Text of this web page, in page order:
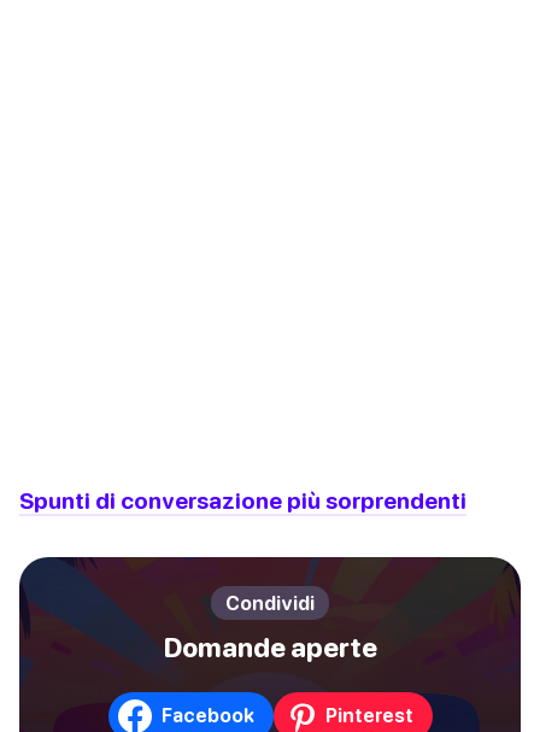
Spunti di conversazione più sorprendenti
Condividi
Domande aperte
Facebook Pinterest